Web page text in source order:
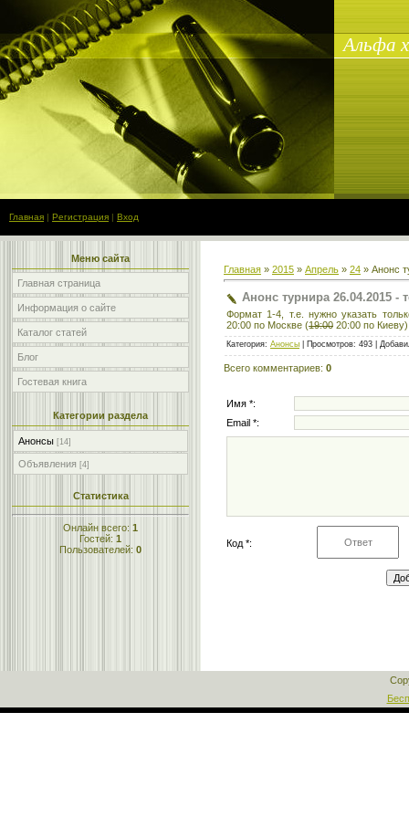
Альфа
Главная | Регистрация | Вход
Меню сайта
Главная страница
Информация о сайте
Каталог статей
Блог
Гостевая книга
Категории раздела
Анонсы [14]
Объявления [4]
Статистика
Онлайн всего: 1
Гостей: 1
Пользователей: 0
Главная » 2015 » Апрель » 24 » Анонс
Анонс турнира 26.04.2015 -
Формат 1-4, т.е. нужно указать
20:00 по Москве (19:00 20:00 по
Категория: Анонсы Просмотров: 493
Всего комментариев: 0
Имя *:
Email *:
Код *: